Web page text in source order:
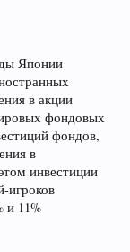
Японии
в акции
фондовых
фондов,
в
инвестиции
игроков
и 11%